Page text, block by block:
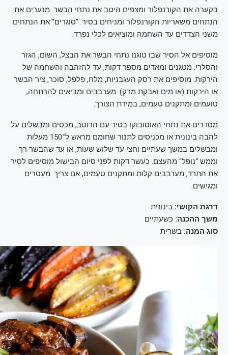
בקערה את הקורנפלור ומצפים היטב את נתחי הבשר. מנערים את
הנתחים משאריות הקורנפלור ומניחים בסיר. “סוגרים" את הנתחים
משני הצדדים עד השחמה ומוציאים לכלי נפרד.
מוסיפים אל הסיר שבו טוגנו נתחי הבשר את הבצל, השום, הגזר
והסלרי. מטגנים ומאדים מספר דקות, עד להזהבה והשחמה של
הירקות. מוסיפים את רסק העגבניות, מלח, פלפל, סוכר, ציר הבשר
או הירקות (או מים ואבקת מרק). מערבבים ומביאים להרתחה,
טועמים ומתקנים טעמים, במידת הצורך.
מסדרים את נתחי האוסובוקו בסיר עם הרוטב, מכסים ומבשלים על
להבה בינונית או מכניסים לתנור שחומם מראש ל־150 מעלות
ומבשלים במשך שעתיים וחצי עד שלוש שעות, או עד שהבשר רך
וממש “נופל" מהעצם. כעשר דקות לפני סיום הבישול מוסיפים לסיר
את התרד, מערבבים קלות ומתקנים טעמים, אם צריך. מעטרים
ומגישים.
דרגת הקושי: בינונית
משך ההכנה: כשעתיים
סוג המנה: בשרית